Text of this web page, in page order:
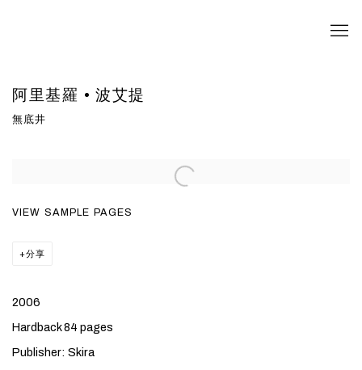
阿里基羅 • 波艾提
無底井
VIEW SAMPLE PAGES
分享
2006
Hardback 84 pages
Publisher: Skira